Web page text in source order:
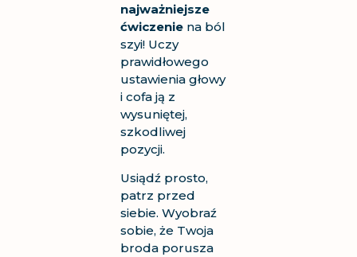
najważniejsze
ćwiczeniena ból
szyi! Uczy
prawidłowego
ustawienia głowy
i cofa ją z
wysuniętej,
szkodliwej
pozycji.
Usiądź prosto,
patrz przed
siebie. Wyobraź
sobie, że Twoja
broda porusza